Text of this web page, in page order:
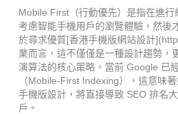
Mobile First（行動優先）是指在進
考慮智能手機用戶的瀏覽體驗，然後
於尋求優質[香港手機版網站設計
業而言，這不僅僅是一種設計趨勢，
演算法的核心策略。當前 Google 已
（Mobile-First Indexing），這意味
手機版設計，將直接導致 SEO 排名
戶。